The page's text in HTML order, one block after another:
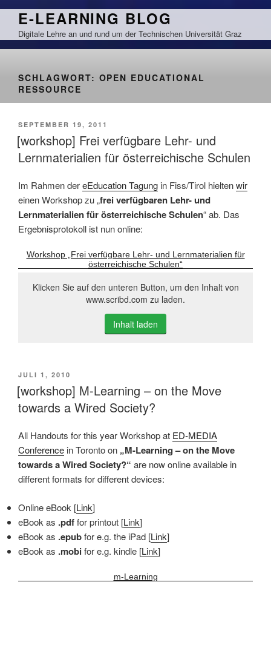
Zum
springen
E-LEARNING BLOG
Digitale Lehre an und rund um der Technischen Universität Graz
SCHLAGWORT: OPEN EDUCATIONAL
RESSOURCE
VERÖFFENTLICHT
AM
SEPTEMBER 19, 2011
[workshop] Frei verfügbare Lehr- und
Lernmaterialien für österreichische Schulen
Im Rahmen dereEducation Tagung in Fiss/Tirol hieltenwir
einen Workshop zu „frei verfügbaren Lehr- und
Lernmaterialien für österreichische Schulen“ ab. Das
Ergebnisprotokoll ist nun online:
Workshop „Frei verfügbare Lehr- und Lernmaterialien für
österreichische Schulen“
Klicken Sie auf den unteren Button, um den Inhalt von
www.scribd.com zu laden.
Inhalt laden
VERÖFFENTLICHT
AM
JULI 1, 2010
[workshop] M-Learning – on the Move
towards a Wired Society?
All Handouts for this year Workshop at ED-MEDIA
Conference in Toronto on „M-Learning – on the Move
towards a Wired Society?“ are now online available in
different formats for different devices:
Online eBook [Link]
eBook as .pdffor printout [Link]
eBook as .epubfor e.g. the iPad [Link]
eBook as .mobifor e.g. kindle [Link]
m-Learning